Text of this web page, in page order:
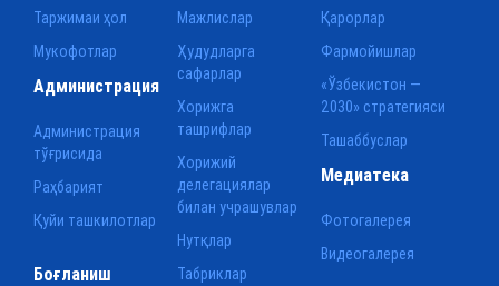
Таржимаи ҳол
Мукофотлар
Мажлислар
Ҳудудларга
сафарлар
Хорижга
ташрифлар
Хорижий
делегациялар
билан учрашувлар
Нутқлар
Табриклар
Қарорлар
Фармойишлар
«Ўзбекистон —
2030» стратегияси
Ташаббуслар
Администрация
Администрация
тўғрисида
Раҳбарият
Қуйи ташкилотлар
Медиатека
Фотогалерея
Видеогалерея
Боғланиш